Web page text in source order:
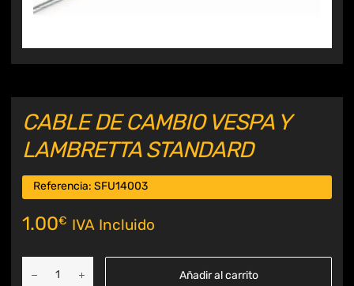
CABLE DE CAMBIO VESPA Y
LAMBRETTA STANDARD
Referencia: SFU14003
1.00€ IVA Incluido
Añadir al carrito